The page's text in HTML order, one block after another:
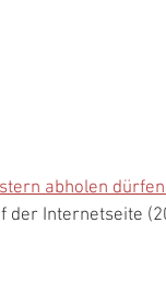
abholen
der Internetseite